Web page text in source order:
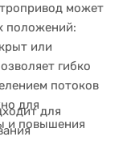
может
положений:
или
гибко
потоков
для
и повышения
для